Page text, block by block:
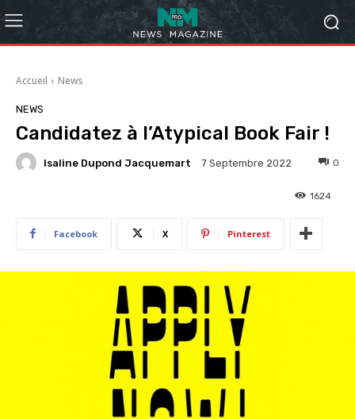
Accueil News
NEWS
Candidatez à l’Atypical Book Fair !
Isaline Dupond Jacquemart 7 Septembre 2022 0
1624
Facebook X Pinterest